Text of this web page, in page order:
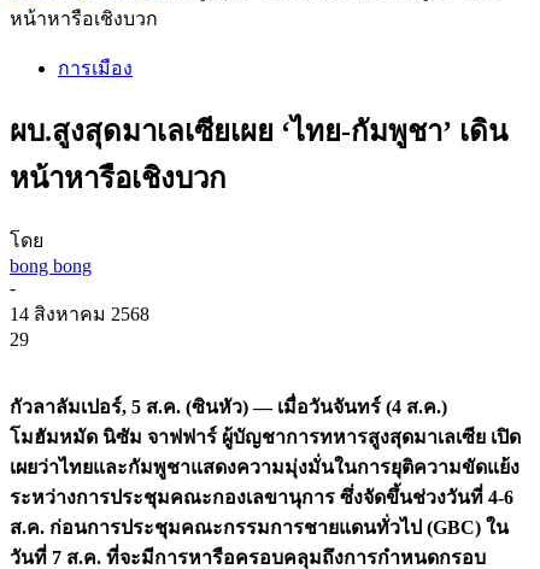
หน้าหารือเชิงบวก
การเมือง
ผบ.สูงสุดมาเลเซียเผย ‘ไทย-กัมพูชา’ เดิน
หน้าหารือเชิงบวก
โดย
bong bong
-
14 สิงหาคม 2568
29
กัวลาลัมเปอร์, 5 ส.ค. (ซินหัว) — เมื่อวันจันทร์ (4 ส.ค.)
โมฮัมหมัด นิซัม จาฟฟาร์ ผู้บัญชาการทหารสูงสุดมาเลเซีย เปิด
เผยว่าไทยและกัมพูชาแสดงความมุ่งมั่นในการยุติความขัดแย้ง
ระหว่างการประชุมคณะกองเลขานุการ ซึ่งจัดขึ้นช่วงวันที่ 4-6
ส.ค. ก่อนการประชุมคณะกรรมการชายแดนทั่วไป (GBC) ใน
วันที่ 7 ส.ค. ที่จะมีการหารือครอบคลุมถึงการกำหนดกรอบ